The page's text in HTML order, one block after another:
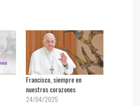
Francisco, siempre en
nuestros corazones
24/04/2025